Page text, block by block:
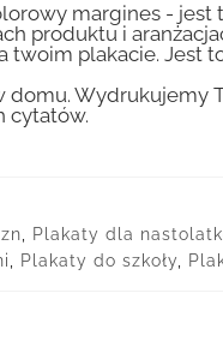
margines -
produktu i
plakacie. Jest
Wydrukujemy
cytatów.
Plakaty dla
Plakaty do szkoły